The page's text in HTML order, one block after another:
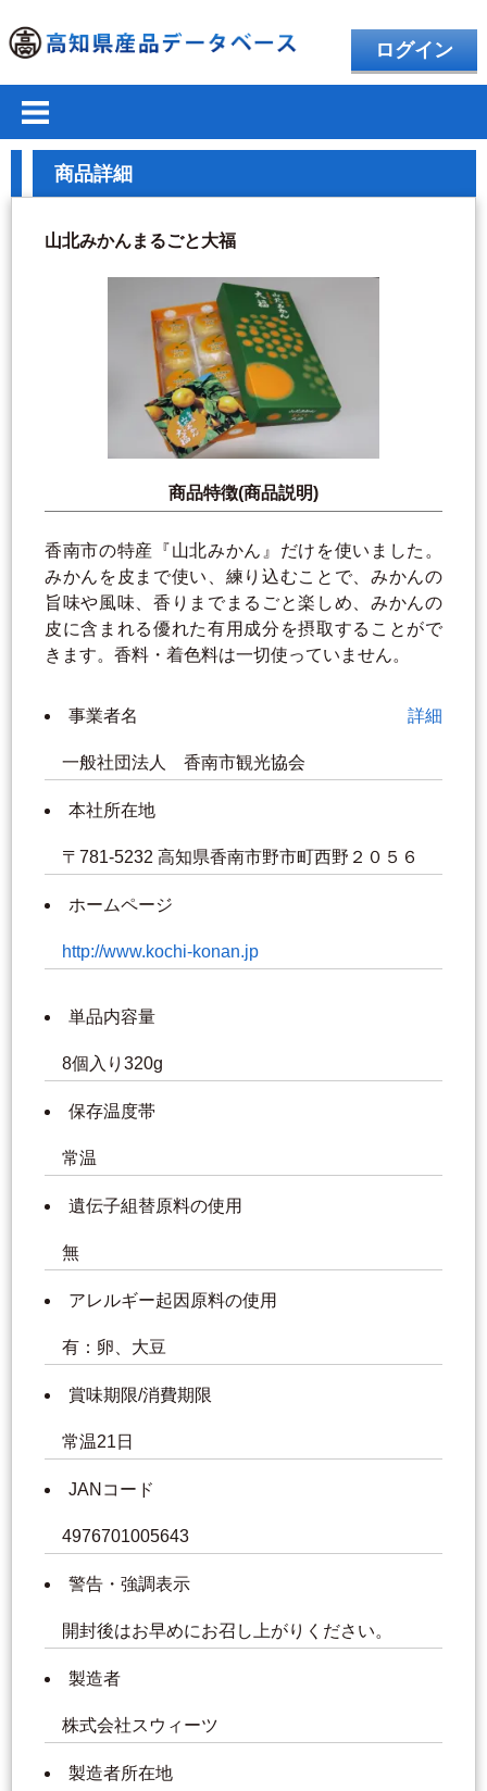
ログイン
商品詳細
山北みかんまるごと大福
商品特徴(商品説明)
香南市の特産『山北みかん』だけを使いました。
みかんを皮まで使い、練り込むことで、みかんの
旨味や風味、香りまでまるごと楽しめ、みかんの
皮に含まれる優れた有用成分を摂取することがで
きます。香料・着色料は一切使っていません。
事業者名 詳細
一般社団法人 香南市観光協会
本社所在地
〒781-5232 高知県香南市野市町西野２０５６
ホームページ
http://www.kochi-konan.jp
単品内容量
8個入り320g
保存温度帯
常温
遺伝子組替原料の使用
無
アレルギー起因原料の使用
有：卵、大豆
賞味期限/消費期限
常温21日
JANコード
4976701005643
警告・強調表示
開封後はお早めにお召し上がりください。
製造者
株式会社スウィーツ
製造者所在地